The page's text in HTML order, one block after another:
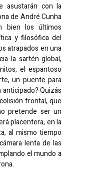
asustarán con la
de André Cunha
bien los últimos
y filosófica del
atrapados en una
la sartén global,
el espantoso
un puente para
Quizás
frontal, que
pretende ser un
placentera, en la
al mismo tiempo
lenta de las
el mundo a